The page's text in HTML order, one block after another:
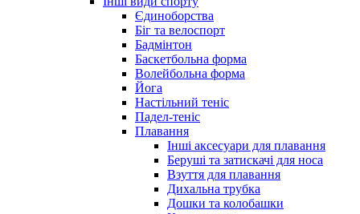
Єдиноборства
Біг та велоспорт
Бадмінтон
Баскетбольна форма
Волейбольна форма
Йога
Настільний теніс
Падел-теніс
Плавання
Інші аксесуари для плавання
Беруші та затискачі для носа
Взуття для плавання
Дихальна трубка
Дошки та колобашки